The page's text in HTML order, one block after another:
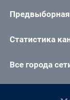
Предвыборная
Статистика
Все города